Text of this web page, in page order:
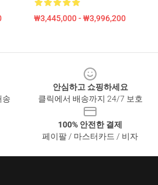
₩3,445,000 - ₩3,996,200
송
안심하고 쇼핑하세요
클릭에서 배송까지 24/7 보호
100% 안전한 결제
페이팔 / 마스터카드 / 비자